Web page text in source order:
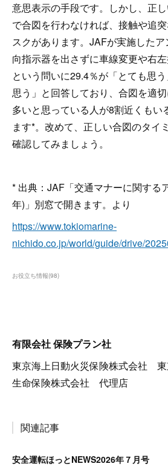
意思表示の手段です。しかし、正
で合図を行わなければ、接触や追
スクがあります。JAFが実施した
向指示器を出さずに車線変更や右左
という問いに29.4％が「とても思
思う」と回答しており、合図を適
多いと思っている人が8割近くもい
ます*。改めて、正しい合図のタイ
確認してみましょう。
* 出典：JAF「交通マナーに関する
年)」別窓で開きます。より
https://www.tokiomarine-
nichido.co.jp/world/guide/drive/
お役立ち情報(98)
有限会社 保険プラン社
東京海上日動火災保険株式会社
生命保険株式会社 代理店
関連記事
安全運転ほっとNEWS2026年７月号